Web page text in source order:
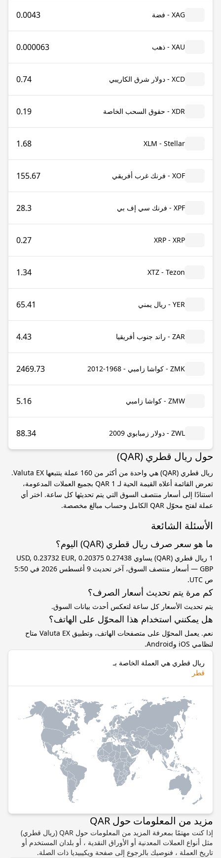
XAG - فضة 0.0043
XAU - ذهب 0.000063
XCD - دولار شرق الكاريبي 0.74
XDR - حقوق السحب الخاصة 0.19
XLM - Stellar
1.68
XOF - فرنك غرب أفريقي 155.67
XPF - فرنك سي إف بي 28.3
XRP - XRP
0.27
XTZ - Tezon
1.34
YER - ريال يمني 65.41
ZAR - راند جنوب أفريقيا 4.43
ZMK - كواشا زامبي - 1968-2012 2469.73
ZMW - كواشا زامبي 5.16
ZWL - دولار زمبابوي 2009 88.34
حول ريال قطري (QAR)
ريال قطري (QAR) هي واحدة من أكثر من 160 عملة يتتبعها Valuta EX.
تعرض القائمة أعلاه القيمة الحية لـ 1 QAR بجميع العملات المدعومة،
استنادًا إلى أسعار منتصف السوق التي يتم تحديثها كل ساعة. اختر أي
عملة لفتح محوّل QAR الكامل وحساب مبالغ مخصصة.
الأسئلة الشائعة
ما هو سعر صرف ريال قطري (QAR) اليوم؟
1 ريال قطري (QAR) يساوي 0.27438 USD, 0.23732 EUR, 0.20375
GBP — أسعار منتصف السوق، آخر تحديث 9 أغسطس 2026 في 5:50
ص UTC.
كم مرة يتم تحديث أسعار الصرف؟
يتم تحديث الأسعار كل ساعة لتعكس أحدث بيانات السوق.
هل يمكنني استخدام هذا المحوّل على الهاتف؟
نعم. يعمل المحوّل على متصفحات الهاتف، وتطبيق Valuta EX متاح
لنظامي iOS وAndroid.
ريال قطري هي العملة الخاصة بـ
قطر
مزيد من المعلومات حول QAR
إذا كنت مهتمًا بمعرفة المزيد من المعلومات حول QAR (ريال قطري)
مثل أنواع العملات المعدنية أو الأوراق النقدية ، أو بلدان المستخدم أو
تاريخ العملة ، فنوصيك بالرجوع إلى صفحة ويكيبيديا ذات الصلة.